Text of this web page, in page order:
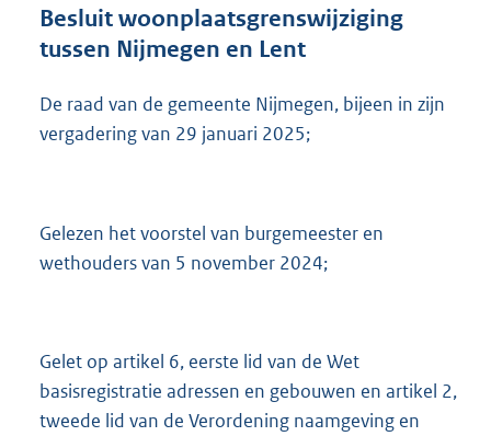
r
o
t
e
Besluit woonplaatsgrenswijziging
tussen Nijmegen en Lent
De raad van de gemeente Nijmegen, bijeen in zijn
vergadering van 29 januari 2025;
Gelezen het voorstel van burgemeester en
wethouders van 5 november 2024;
Gelet op artikel 6, eerste lid van de Wet
basisregistratie adressen en gebouwen en artikel 2,
tweede lid van de Verordening naamgeving en